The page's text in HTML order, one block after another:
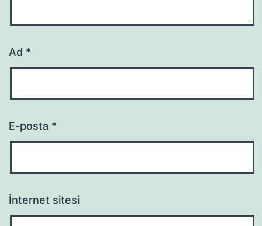
Ad *
E-posta *
İnternet sitesi